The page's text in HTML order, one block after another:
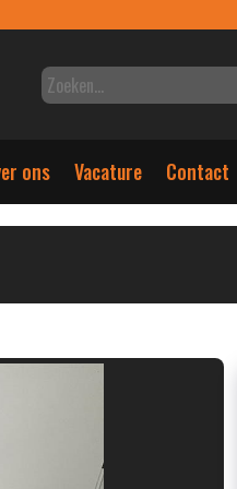
ons Vacature Contact